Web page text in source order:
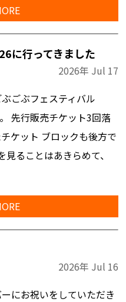
に行ってきました
2026年 Jul 17
ごぶフェスティバル
先行販売チケット3回落
ケット ブロックも後方で
ることはあきらめて、
2026年 Jul 16
にお祝いをしていただき